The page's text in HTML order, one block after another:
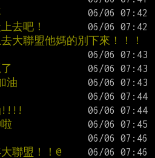
去吧！
大聯盟他媽的別下來！！！
油
!!!!
聯盟！！@